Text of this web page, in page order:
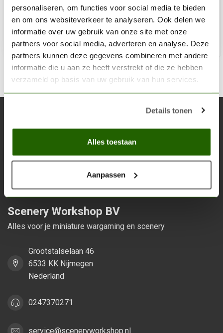
personaliseren, om functies voor social media te bieden
en om ons websiteverkeer te analyseren. Ook delen we
informatie over uw gebruik van onze site met onze
partners voor social media, adverteren en analyse. Deze
partners kunnen deze gegevens combineren met andere
informatie die u aan ze heeft verstrekt of die ze hebben
verzameld op basis van uw gebruik van hun services.
Details tonen
Alles toestaan
Aanpassen
€6,30
Op voorraad
Blijf op de hoogte over onze laatste acties
Scenery Workshop BV
Alles voor je miniature wargaming en scenery
Grootstalselaan 46
6533 KK Nijmegen
Nederland
0247370271
service@sceneryworkshop.nl